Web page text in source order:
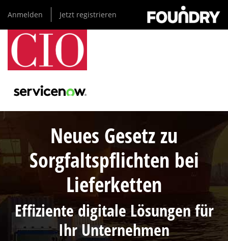
zum
Inhalt
Anmelden Jetzt registrieren
Neues Gesetz zu
Sorgfaltspflichten bei
Lieferketten
Effiziente digitale Lösungen für
Ihr Unternehmen